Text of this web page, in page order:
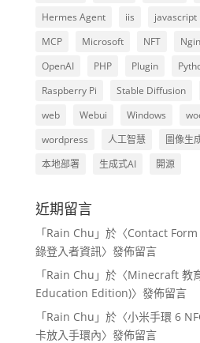
Hermes Agent
iis javascript
MCP
Microsoft NFT
OpenAI
PHP Plugin
Raspberry Pi
Stable Diffusion
web
Webui Windows
wordpress
人工智慧 圖像生
本地部署
生成式AI 開源
近期留言
「Rain Chu 」於〈Contact Form
錄登入者資訊〉發佈留言
「Rain Chu 」於〈Minecraft 教
Education Edition)〉發佈留言
「Rain Chu 」於〈小米手環 6
卡放入手環內〉發佈留言